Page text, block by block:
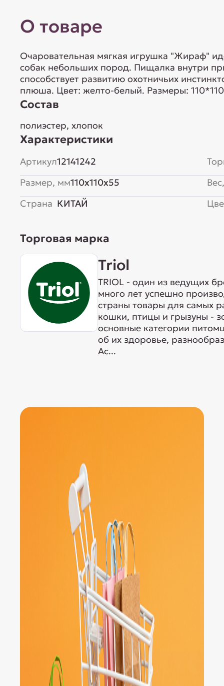
О товаре
Очаровательная мягкая игрушка "Жираф"
собак небольших пород. Пищалка внутри
способствует развитию охотничьих
плюша. Цвет: желто-белый. Размеры:
Состав
полиэстер, хлопок
Характеристики
Артикул12141242
Размер, мм110x110x55
Страна КИТАЙ
Торговая марка
Triol
TRIOL - один из ведущих
много лет успешно
страны товары для самых
кошки, птицы и грызуны -
основные категории
об их здоровье,
Ас...